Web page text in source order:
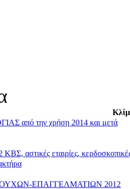
από την χρήση 2014 και μετά
αστικές εταιρίες,
ΕΠΑΓΓΕΛΜΑΤΙΩΝ 2012